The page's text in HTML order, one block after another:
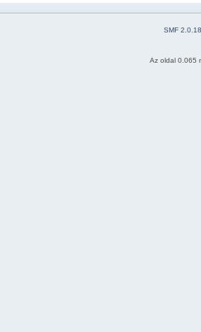
SMF 2.0.18
Az oldal 0.065